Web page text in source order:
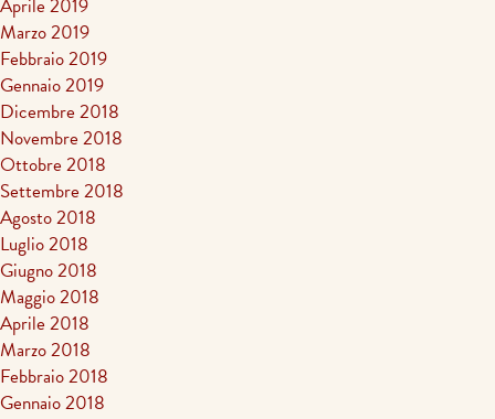
Aprile 2019
Marzo 2019
Febbraio 2019
Gennaio 2019
Dicembre 2018
Novembre 2018
Ottobre 2018
Settembre 2018
Agosto 2018
Luglio 2018
Giugno 2018
Maggio 2018
Aprile 2018
Marzo 2018
Febbraio 2018
Gennaio 2018